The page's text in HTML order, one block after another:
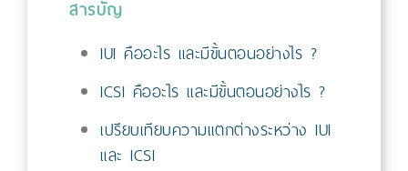
สารบัญ
IUI คืออะไร และมีขั้นตอนอย่างไร ?
ICSI คืออะไร และมีขั้นตอนอย่างไร ?
เปรียบเทียบความแตกต่างระหว่าง IUI
และ ICSI